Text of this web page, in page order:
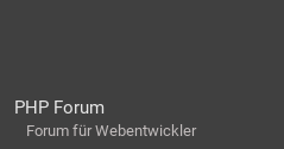
PHP Forum
Forum für Webentwickler